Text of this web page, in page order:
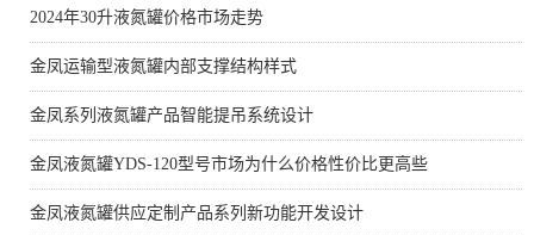
2024年30升液氮罐价格市场走势
金凤运输型液氮罐内部支撑结构样式
金凤系列液氮罐产品智能提吊系统设计
金凤液氮罐YDS-120型号市场为什么价格性价比更高些
金凤液氮罐供应定制产品系列新功能开发设计